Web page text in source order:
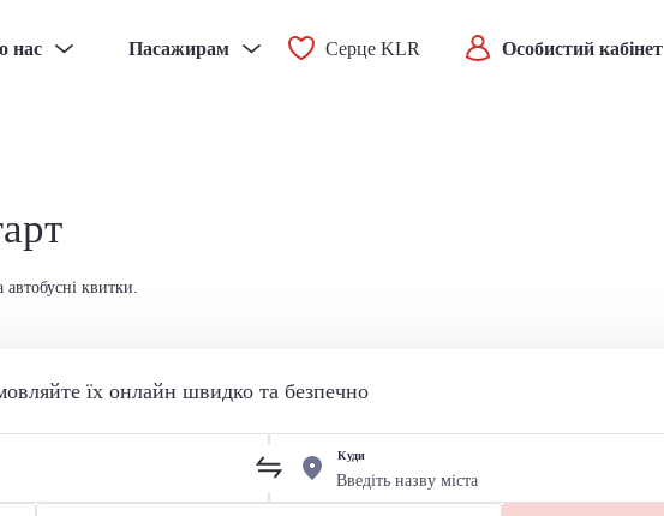
нас Пасажирам Серце KLR Особистий кабінет
квитки.
їх онлайн швидко та безпечно
Куди